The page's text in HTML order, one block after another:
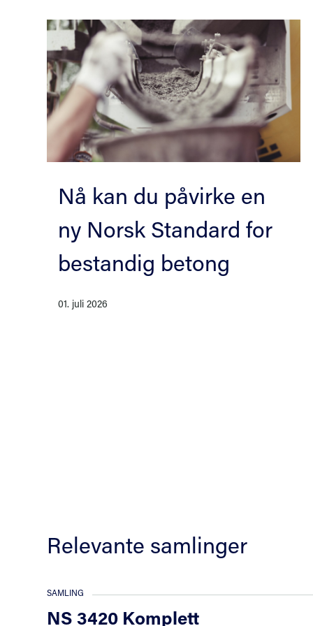
NS 3420
opp
utvikling.
Nå kan du påvirke en
ny Norsk Standard for
bestandig betong
01. juli 2026
Relevante samlinger
SAMLING
NS 3420 Komplett